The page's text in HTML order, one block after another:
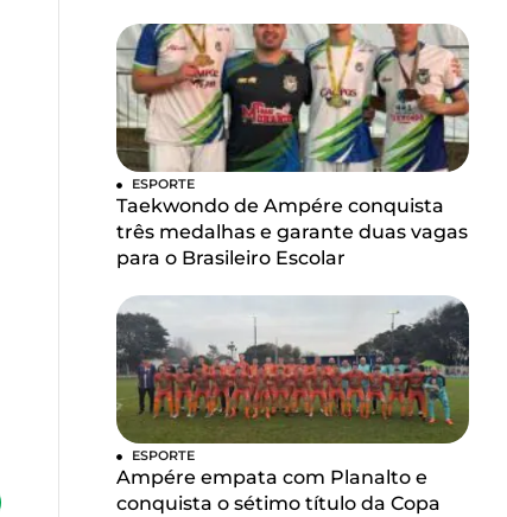
ESPORTE
Taekwondo de Ampére conquista
três medalhas e garante duas vagas
para o Brasileiro Escolar
ESPORTE
Ampére empata com Planalto e
conquista o sétimo título da Copa